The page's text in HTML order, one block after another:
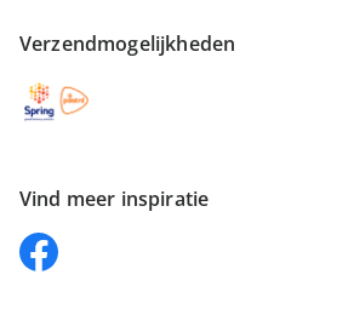
Verzendmogelijkheden
Vind meer inspiratie